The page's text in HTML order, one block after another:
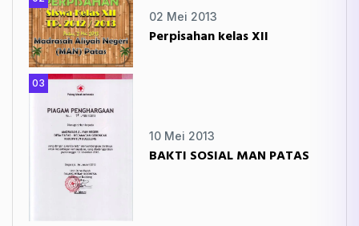
02 Mei 2013
Perpisahan kelas XII
03
10 Mei 2013
BAKTI SOSIAL MAN PATAS